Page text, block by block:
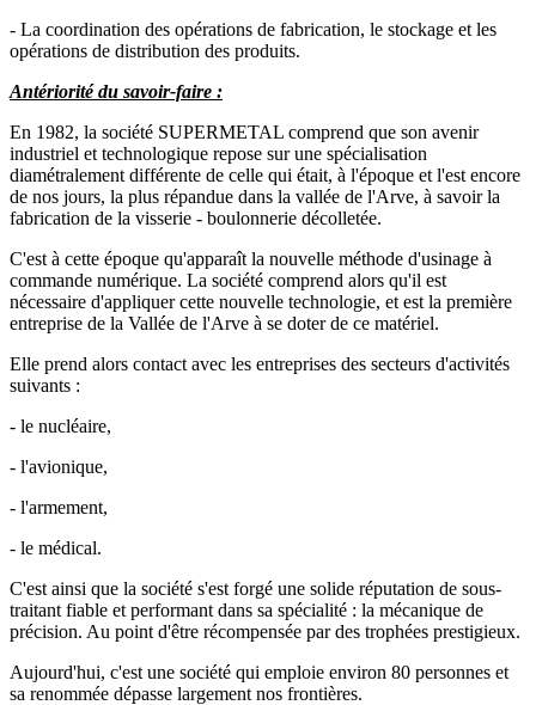
- La coordination des opérations de fabrication, le stockage et les
opérations de distribution des produits.
Antériorité du savoir-faire :
En 1982, la société SUPERMETAL comprend que son avenir
industriel et technologique repose sur une spécialisation
diamétralement différente de celle qui était, à l'époque et l'est encore
de nos jours, la plus répandue dans la vallée de l'Arve, à savoir la
fabrication de la visserie - boulonnerie décolletée.
C'est à cette époque qu'apparaît la nouvelle méthode d'usinage à
commande numérique. La société comprend alors qu'il est
nécessaire d'appliquer cette nouvelle technologie, et est la première
entreprise de la Vallée de l'Arve à se doter de ce matériel.
Elle prend alors contact avec les entreprises des secteurs d'activités
suivants :
- le nucléaire,
- l'avionique,
- l'armement,
- le médical.
C'est ainsi que la société s'est forgé une solide réputation de sous-
traitant fiable et performant dans sa spécialité : la mécanique de
précision. Au point d'être récompensée par des trophées prestigieux.
Aujourd'hui, c'est une société qui emploie environ 80 personnes et
sa renommée dépasse largement nos frontières.